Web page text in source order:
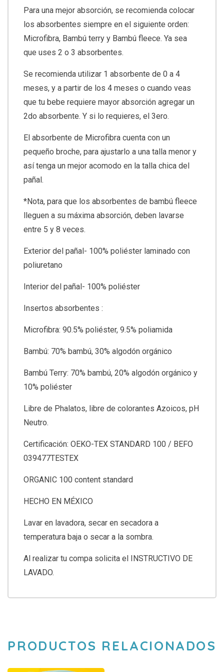
Para una mejor absorción, se recomienda colocar
los absorbentes siempre en el siguiente orden:
Microfibra, Bambú terry y Bambú fleece. Ya sea
que uses 2 o 3 absorbentes.
Se recomienda utilizar 1 absorbente de 0 a 4
meses, y a partir de los 4 meses o cuando veas
que tu bebe requiere mayor absorción agregar un
2do absorbente. Y si lo requieres, el 3ero.
El absorbente de Microfibra cuenta con un
pequeño broche, para ajustarlo a una talla menor y
así tenga un mejor acomodo en la talla chica del
pañal.
*Nota, para que los absorbentes de bambú fleece
lleguen a su máxima absorción, deben lavarse
entre 5 y 8 veces.
Exterior del pañal- 100% poliéster laminado con
poliuretano
Interior del pañal- 100% poliéster
Insertos absorbentes :
Microfibra: 90.5% poliéster, 9.5% poliamida
Bambú: 70% bambú, 30% algodón orgánico
Bambú Terry: 70% bambú, 20% algodón orgánico y
10% poliéster
Libre de Phalatos, libre de colorantes Azoicos, pH
Neutro.
Certificación: OEKO-TEX STANDARD 100 / BEFO
039477TESTEX
ORGANIC 100 content standard
HECHO EN MÉXICO
Lavar en lavadora, secar en secadora a
temperatura baja o secar a la sombra.
Al realizar tu compa solicita el INSTRUCTIVO DE
LAVADO.
PRODUCTOS RELACIONADOS